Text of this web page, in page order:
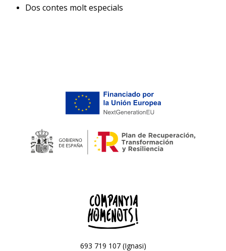
Dos contes molt especials
693 719 107 (Ignasi)